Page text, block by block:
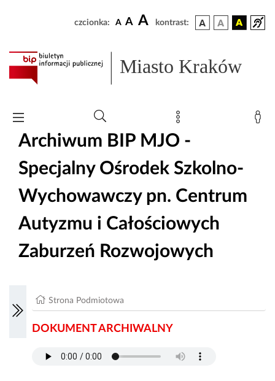
czcionka: A A A kontrast:
Miasto Kraków
Archiwum BIP MJO -
Specjalny Ośrodek Szkolno-
Wychowawczy pn. Centrum
Autyzmu i Całościowych
Zaburzeń Rozwojowych
Strona Podmiotowa
DOKUMENT ARCHIWALNY